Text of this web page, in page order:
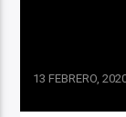
13 FEBRERO,